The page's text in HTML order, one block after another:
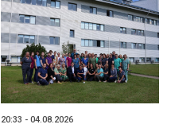
20:33 - 04.08.2026